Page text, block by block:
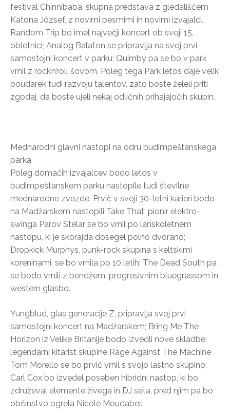
festival Chinnibaba, skupna predstava z gledališčem
Katona József, z novimi pesmimi in novimi izvajalci.
Random Trip bo imel največji koncert ob svoji 15.
obletnici; Analog Balaton se pripravlja na svoj prvi
samostojni koncert v parku; Quimby pa se bo v park
vrnil z rock’n’roll šovom. Poleg tega Park letos daje velik
poudarek tudi razvoju talentov, zato boste želeli priti
zgodaj, da boste ujeli nekaj odličnih prihajajočih skupin.
Mednarodni glavni nastopi na odru budimpeštanskega
parka
Poleg domačih izvajalcev bodo letos v
budimpeštanskem parku nastopile tudi številne
mednarodne zvezde. Prvič v svoji 30-letni karieri bodo
na Madžarskem nastopili Take That; pionir elektro-
swinga Parov Stelar se bo vrnil po lanskoletnem
nastopu, ki je skorajda dosegel polno dvorano;
Dropkick Murphys, punk-rock skupina s keltskimi
koreninami, se bo vrnila po 10 letih; The Dead South pa
se bodo vrnili z bendžem, progresivnim bluegrassom in
western glasbo.
Yungblud, glas generacije Z, pripravlja svoj prvi
samostojni koncert na Madžarskem; Bring Me The
Horizon iz Velike Britanije bodo izvedli nove skladbe;
legendarni kitarist skupine Rage Against The Machine
Tom Morello se bo prvič vrnil s svojo lastno skupino;
Carl Cox bo izvedel poseben hibridni nastop, ki bo
združeval elemente živega in DJ seta, pred njim pa bo
občinstvo ogrela Nicole Moudaber.